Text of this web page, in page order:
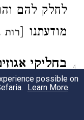
לחלק להם
מודעתנו [רות
4 בחליקי
קשרים.
והרמב"ם פי'
possible on
Learn More.